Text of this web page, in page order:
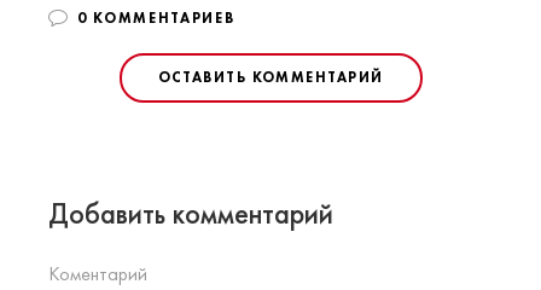
0 КОММЕНТАРИЕВ
ОСТАВИТЬ КОММЕНТАРИЙ
Добавить комментарий
Коментарий